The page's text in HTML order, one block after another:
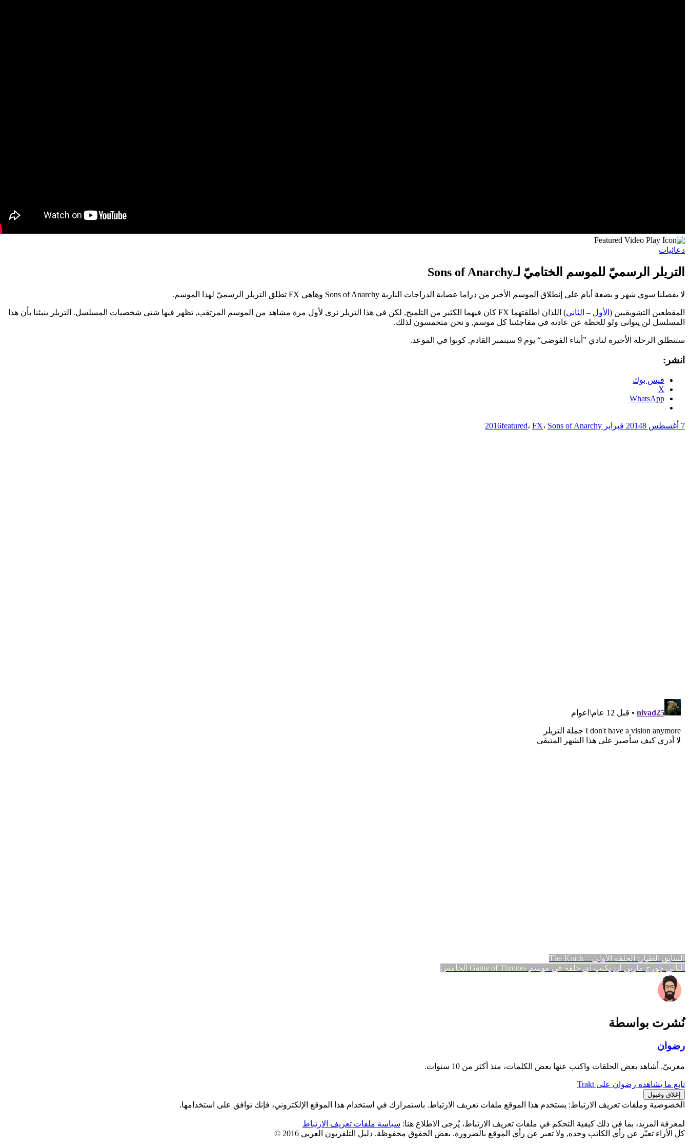
دعائيات
التريلر الرسميّ للموسم الختاميّ لـSons of Anarchy
لا يفصلنا سوى شهر و بضعة أيام على إنطلاق الموسم الأخير من دراما عصابة الدراجات النارية Sons of Anarchy وهاهي FX تطلق التريلر الرسميّ لهذا الموسم.
المقطعين التشويقيين ( الأول – الثاني
) اللذان اطلقتهما FX كان فيهما الكثير من التلميح, لكن في هذا التريلر نرى لأول مرة مشاهد من الموسم المرتقب, تظهر فيها شتى شخصيات المسلسل. التريلر ينبئنا بأن هذا
المسلسل لن يتوانى ولو للحظة عن عادته في مفاجئتنا كل موسم, و نحن متحمسون لذلك.
ستنطلق الرحلة الأخيرة لنادي ”أبناء الفوضى“ يوم 9 سبتمبر القادم, كونوا في الموعد.
انشر:
فيس بوك
X
WhatsApp
7 أغسطس 2014 8 فبراير 2016 featured، FX، Sons of Anarchy
تصفّح
المقالات
السابق المقالة
السابقة:
الطيار: الحلقة الأولى – The Knick
التالي المقالة
التالية:
جورج مارتن لن يكتب أي حلقة في موسم Game of Thrones الخامس
نُشرت بواسطة
رضوان
مغربيّ. أشاهد بعض الحلقات واكتب عنها بعض الكلمات، منذ أكثر من 10 سنوات.
تابع ما يشاهده رضوان على Trakt
الخصوصية وملفات تعريف الارتباط: يستخدم هذا الموقع ملفات تعريف الارتباط. باستمرارك في استخدام هذا الموقع الإلكتروني، فإنك توافق على استخدامها.
لمعرفة المزيد، بما في ذلك كيفية التحكم في ملفات تعريف الارتباط، يُرجى الاطلاع هنا: سياسة ملفات تعريف الارتباط
كل الأراء تعبّر عن رأي الكاتب وحده, ولا تعبر عن رأي الموقع بالضرورة. بعض الحقوق محفوظة. دليل التلفزيون العربي 2016 ©